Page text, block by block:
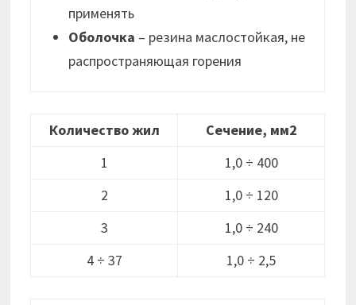
применять
Оболочка – резина маслостойкая, не
распространяющая горения
Количество жил
Сечение, мм2
1
1,0 ÷ 400
2
1,0 ÷ 120
3
1,0 ÷ 240
4 ÷ 37
1,0 ÷ 2,5